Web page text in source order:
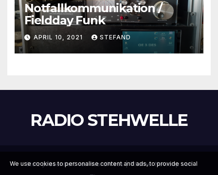
Notfallkommunikation /
Fieldday Funk
APRIL 10, 2021 STEFAND
RADIO STEHWELLE
Stolz präsentiert von WordPress|Theme:Newsupvon
We use cookies to personalise content and ads, to provide social